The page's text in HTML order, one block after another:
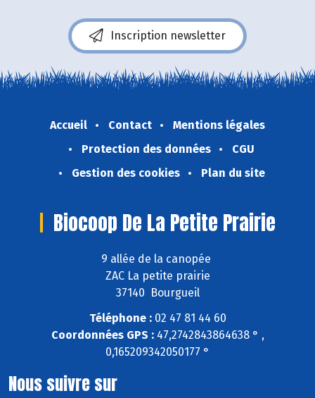
Inscription newsletter
Accueil Contact
Mentions légales
Protection des données
CGU
Gestion des cookies
Plan du site
Biocoop De La Petite Prairie
9 allée de la canopée
ZAC La petite prairie
37140 Bourgueil
Téléphone :02 47 81 44 60
Coordonnées GPS :47,2742843864638 ° ,
0,165209342050177 °
Nous suivre sur